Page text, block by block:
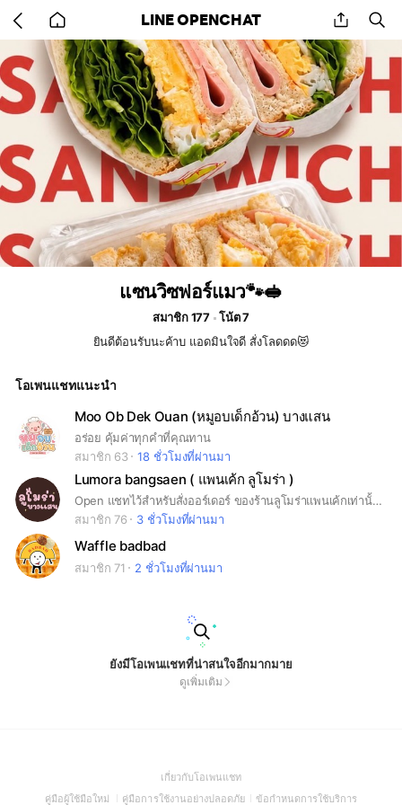
back
to
home
LINE OPENCHAT share
แซนวิซฟอร์แมว🐾🥪
สมาชิก 177
โน้ต 7
ยินดีต้อนรับนะค้าบ แอดมินใจดี สั่งโลดดด😻
โอเพนแชทแนะนำ
Moo Ob Dek Ouan (หมูอบเด็กอ้วน) บางแสน
อร่อย คุ้มค่าทุกคำที่คุณทาน
สมาชิก 63
18 ชั่วโมงที่ผ่านมา
Lumora bangsaen ( แพนเค้ก ลูโมร่า )
Open แชทไว้สำหรับสั่งออร์เดอร์ ของร้านลูโมร่าแพนเค้กเท่านั้น สามารถเข้ามาสั่งออเดอร์พร้อมบอกที่จัดส่ง
สมาชิก 76
3 ชั่วโมงที่ผ่านมา
Waffle badbad
สมาชิก 71 2 ชั่วโมงที่ผ่านมา
ยังมีโอเพนแชทที่น่าสนใจอีกมากมาย
ดูเพิ่มเติม
เกี่ยวกับโอเพนแชท(Open
in
คู่มือผู้ใช้มือใหม่ (Open
คู่มือการใช้งานอย่างปลอดภัย(Open
ข้อกำหนดการใช้บริการ(Open